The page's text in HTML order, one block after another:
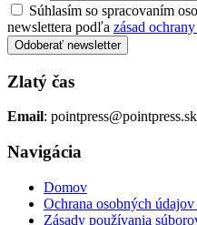
Súhlasím so spracovaním
newslettera podľa zásad
Odoberať newsletter
Zlatý čas
Email: pointpress@pointpress.sk
Navigácia
Domov
Ochrana osobných
Zásady používania